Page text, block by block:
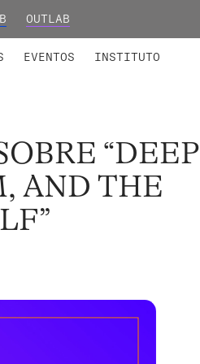
OUTLAB
EVENTOS INSTITUTO
“DEEP
AND THE